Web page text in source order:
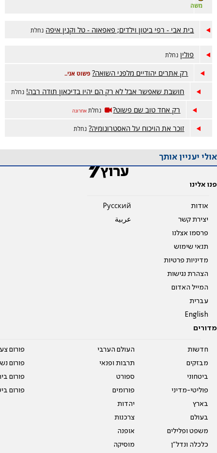
משה
בית אבי - רפי ביטון וילדים; פאפאוה - טל וקנין איפה נחלת
פולין נחלת
רק אתרים יהודיים מלפני השואה? פשוט אני..
חושבת שאפשר אבל לא רק הם יהיו בדיכאון תודה רבה! נחלת
רק אחד טוב שם פשוט? נחלת אחרונה
זוכר את הויכוח על האסטרונומיה? נחלת
אולי יעניין אותך
פנו אלינו
אודות
יצירת קשר
פרסמו אצלנו
תנאי שימוש
מדיניות פרטיות
הצהרת נגישות
המייל האדום
עברית
English
Pусский
عربية
מדורים
חדשות
מבזקים
ביטחוני
פוליטי-מדיני
בארץ
בעולם
משפט ופלילים
כלכלה ונדל"ן
העולם הערבי
תרבות ופנאי
ספורט
פורומים
יהדות
צרכנות
אופנה
מוסיקה
פורום
פורום
פורום
פורום